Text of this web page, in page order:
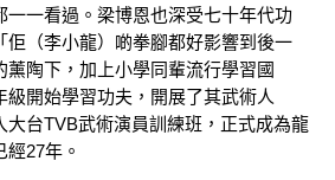
一一看過。梁博恩也深受七十年代功
佢（李小龍）啲拳腳都好影響到後一
薰陶下，加上小學同輩流行學習國
級開始學習功夫，開展了其武術人
大台TVB武術演員訓練班，正式成為龍
27年。